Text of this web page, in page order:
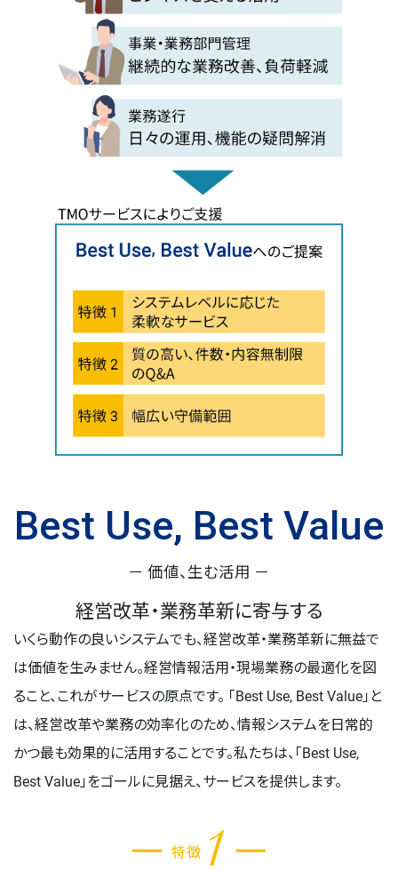
Best Use, Best Value
－ 価値、生む活用 －
経営改革・業務革新に寄与する
いくら動作の良いシステムでも、経営改革・業務革新に無益で
は価値を生みません。経営情報活用・現場業務の最適化を図
ること、これがサービスの原点です。 「Best Use, Best Value」と
は、経営改革や業務の効率化のため、情報システムを日常的
かつ最も効果的に活用することです。私たちは、「Best Use,
Best Value」をゴールに見据え、サービスを提供します。